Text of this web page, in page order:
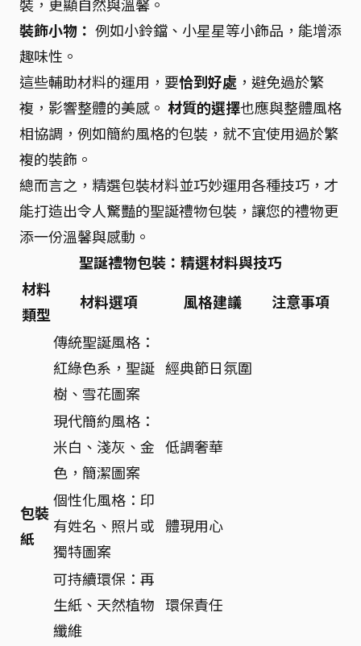
裝飾小物： 例如小鈴鐺、小星星等小飾品，能增添
趣味性。
這些輔助材料的運用，要恰到好處 ，避免過於繁
複，影響整體的美感。 材質的選擇也應與整體風格
相協調，例如簡約風格的包裝，就不宜使用過於繁
複的裝飾。
總而言之，精選包裝材料並巧妙運用各種技巧，才
能打造出令人驚豔的聖誕禮物包裝，讓您的禮物更
添一份溫馨與感動。
聖誕禮物包裝：精選材料與技巧
材料
類型
材料選項 風格建議 注意事項
包裝
紙
傳統聖誕風格：
紅綠色系，聖誕
樹、雪花圖案
經典節日氛圍
現代簡約風格：
米白、淺灰、金
色，簡潔圖案
低調奢華
個性化風格：印
有姓名、照片或
獨特圖案
體現用心
可持續環保：再
生紙、天然植物
纖維
環保責任